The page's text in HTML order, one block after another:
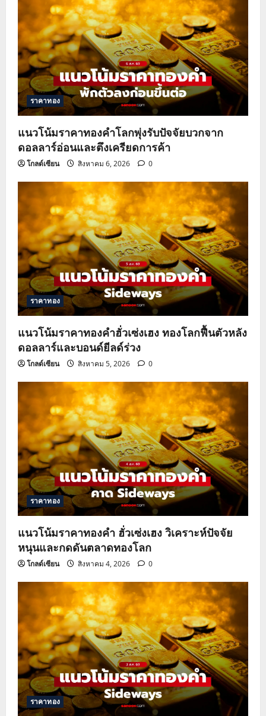
ราคาทอง
แนวโน้มราคาทองคำโลกพุ่งรับปัจจัยบวกจาก
ดอลลาร์อ่อนและตึงเครียดการค้า
โกลด์เซียน สิงหาคม 6, 2026 0
ราคาทอง
แนวโน้มราคาทองคำฮั่วเซ่งเฮง ทองโลกฟื้นตัวหลัง
ดอลลาร์และบอนด์ยีลด์ร่วง
โกลด์เซียน สิงหาคม 5, 2026 0
ราคาทอง
แนวโน้มราคาทองคำ ฮั่วเซ่งเฮง วิเคราะห์ปัจจัย
หนุนและกดดันตลาดทองโลก
โกลด์เซียน สิงหาคม 4, 2026 0
ราคาทอง